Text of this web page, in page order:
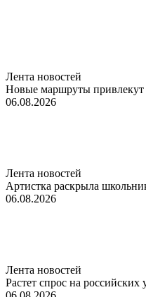
Лента новостей
Новые маршруты
06.08.2026
Лента новостей
Артистка раскрыла
06.08.2026
Лента новостей
Растет спрос на